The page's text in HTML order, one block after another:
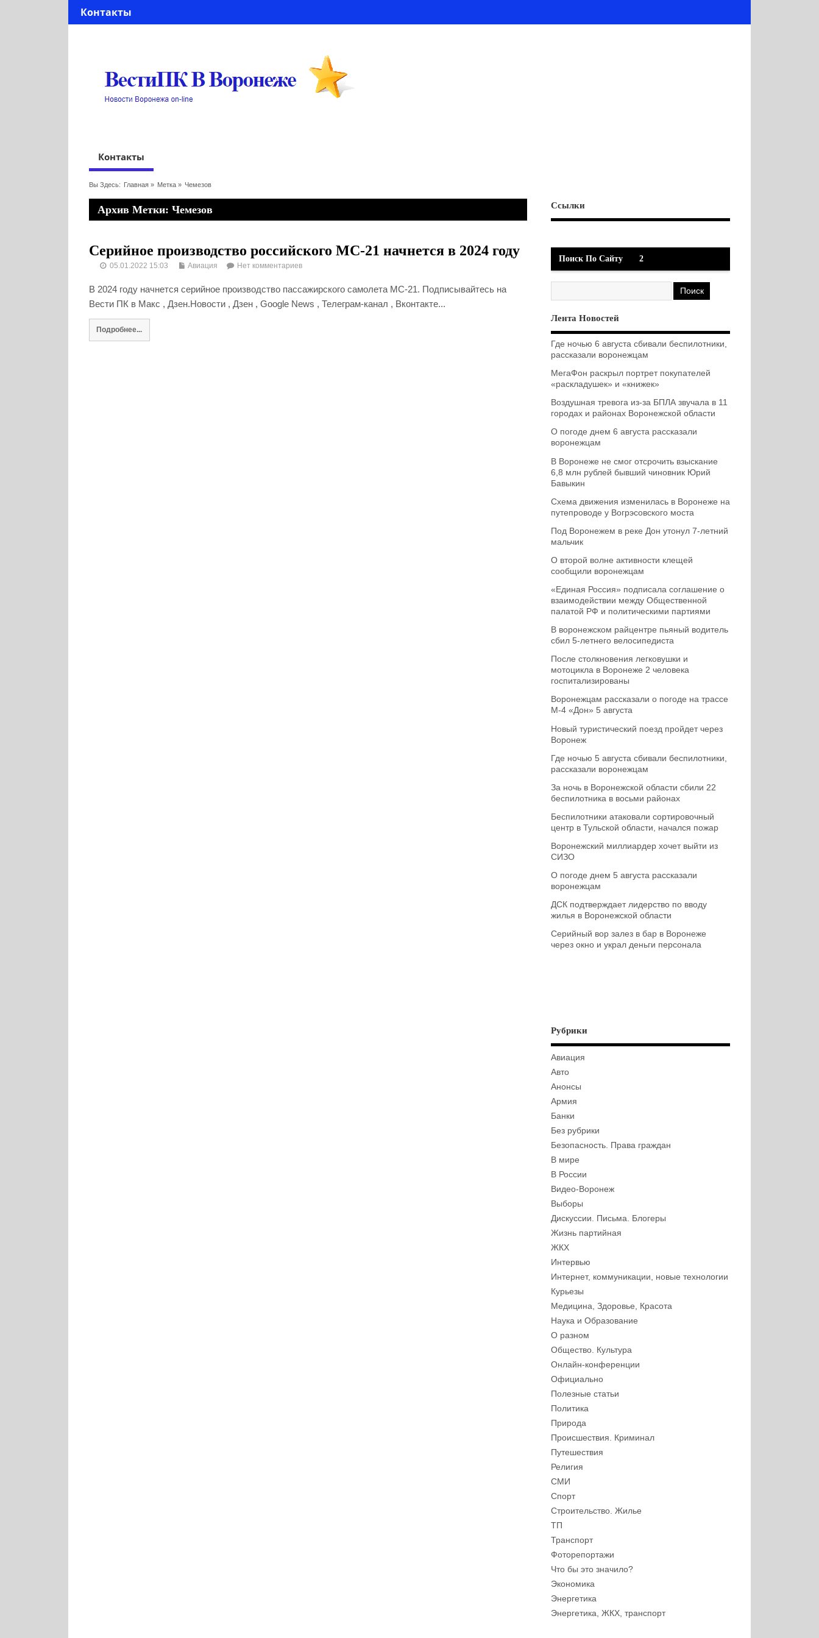
Контакты
Контакты
Вы Здесь: Главная» Метка » Чемезов
Архив Метки: Чемезов
Серийное производство российского МС-21 начнется в 2024 году
05.01.2022 15:03 Авиация Нет комментариев
В 2024 году начнется серийное производство пассажирского самолета МС-21. Подписывайтесь на
Вести ПК в Макс , Дзен.Новости , Дзен , Google News , Телеграм-канал , Вконтакте...
Подробнее...
Ссылки
Поиск По Сайту 2
Лента Новостей
Где ночью 6 августа сбивали беспилотники,
рассказали воронежцам
МегаФон раскрыл портрет покупателей
«раскладушек» и «книжек»
Воздушная тревога из-за БПЛА звучала в 11
городах и районах Воронежской области
О погоде днем 6 августа рассказали
воронежцам
В Воронеже не смог отсрочить взыскание
6,8 млн рублей бывший чиновник Юрий
Бавыкин
Схема движения изменилась в Воронеже на
путепроводе у Вогрэсовского моста
Под Воронежем в реке Дон утонул 7-летний
мальчик
О второй волне активности клещей
сообщили воронежцам
«Единая Россия» подписала соглашение о
взаимодействии между Общественной
палатой РФ и политическими партиями
В воронежском райцентре пьяный водитель
сбил 5-летнего велосипедиста
После столкновения легковушки и
мотоцикла в Воронеже 2 человека
госпитализированы
Воронежцам рассказали о погоде на трассе
М-4 «Дон» 5 августа
Новый туристический поезд пройдет через
Воронеж
Где ночью 5 августа сбивали беспилотники,
рассказали воронежцам
За ночь в Воронежской области сбили 22
беспилотника в восьми районах
Беспилотники атаковали сортировочный
центр в Тульской области, начался пожар
Воронежский миллиардер хочет выйти из
СИЗО
О погоде днем 5 августа рассказали
воронежцам
ДСК подтверждает лидерство по вводу
жилья в Воронежской области
Серийный вор залез в бар в Воронеже
через окно и украл деньги персонала
Рубрики
Авиация
Авто
Анонсы
Армия
Банки
Без рубрики
Безопасность. Права граждан
В мире
В России
Видео-Воронеж
Выборы
Дискуссии. Письма. Блогеры
Жизнь партийная
ЖКХ
Интервью
Интернет, коммуникации, новые технологии
Курьезы
Медицина, Здоровье, Красота
Наука и Образование
О разном
Общество. Культура
Онлайн-конференции
Официально
Полезные статьи
Политика
Природа
Происшествия. Криминал
Путешествия
Религия
СМИ
Спорт
Строительство. Жилье
ТП
Транспорт
Фоторепортажи
Что бы это значило?
Экономика
Энергетика
Энергетика, ЖКХ, транспорт